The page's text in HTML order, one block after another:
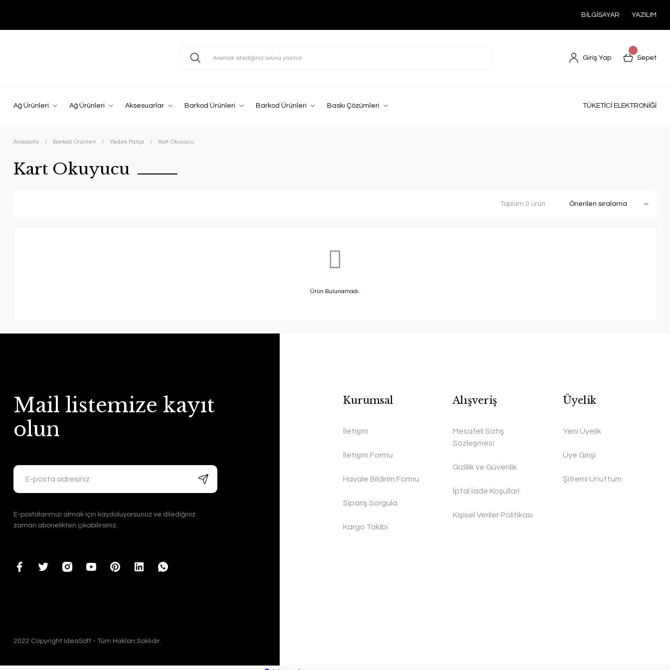
BİLGİSAYAR YAZILIM
Giriş Yap Sepet
Ağ Ürünleri Ağ Ürünleri Aksesuarlar Barkod Ürünleri Barkod Ürünleri Baskı Çözümleri TÜKETİCİ ELEKTRONİĞİ
Anasayfa Barkod Ürünleri Yedek Parça Kart Okuyucu
Kart Okuyucu
Toplam 0 ürün
Ürün Bulunamadı.
Mail listemize kayıt
olun
E-postalarımızı almak için kaydoluyorsunuz ve dilediğiniz
zaman abonelikten çıkabilirsiniz.
Kurumsal
İletişim
İletişim Formu
Havale Bildirim Formu
Sipariş Sorgula
Kargo Takibi
Alışveriş
Mesafeli Satış
Sözleşmesi
Gizlilik ve Güvenlik
İptal İade Koşullari
Kişisel Veriler Politikası
Üyelik
Yeni Üyelik
Üye Girişi
Şifremi Unuttum
2022 Copyright IdeaSoft - Tüm Hakları Saklıdır.